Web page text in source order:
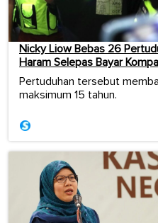
Nicky Liow Bebas 26
Haram Selepas Bayar
Pertuduhan tersebut
maksimum 15 tahun.